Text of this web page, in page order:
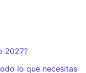
2027?
lo que necesitas